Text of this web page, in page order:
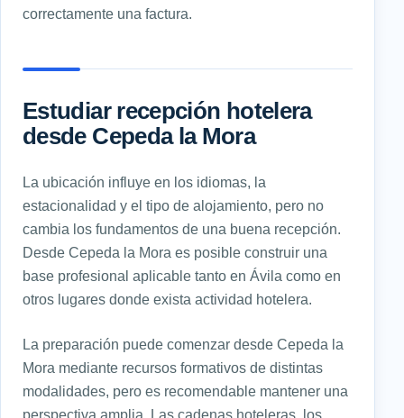
correctamente una factura.
Estudiar recepción hotelera
desde Cepeda la Mora
La ubicación influye en los idiomas, la
estacionalidad y el tipo de alojamiento, pero no
cambia los fundamentos de una buena recepción.
Desde Cepeda la Mora es posible construir una
base profesional aplicable tanto en Ávila como en
otros lugares donde exista actividad hotelera.
La preparación puede comenzar desde Cepeda la
Mora mediante recursos formativos de distintas
modalidades, pero es recomendable mantener una
perspectiva amplia. Las cadenas hoteleras, los